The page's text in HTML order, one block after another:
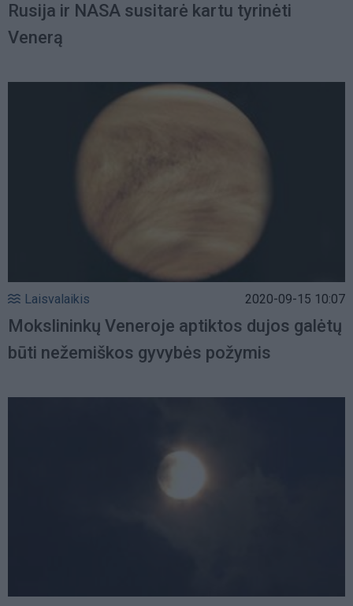
Rusija ir NASA susitarė kartu tyrinėti
Venerą
Laisvalaikis 2020-09-15 10:07
Mokslininkų Veneroje aptiktos dujos galėtų
būti nežemiškos gyvybės požymis